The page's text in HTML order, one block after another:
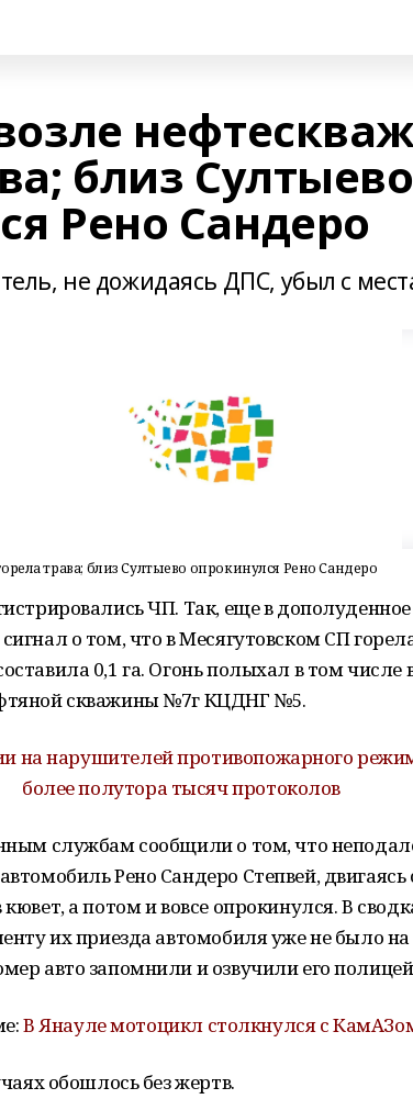
близ Султыево
Рено Сандеро
не дожидаясь ДПС, убыл с
трава; близ Султыево опрокинулся Рено Сандеро
ЧП. Так, еще в
о том, что в Месягутовском СП
0,1 га. Огонь полыхал в том числе
скважины №7г КЦДНГ №5.
на нарушителей противопожарного
более полутора тысяч протоколов
службам сообщили о том, что
Рено Сандеро Степвей, двигаясь
а потом и вовсе опрокинулся. В
их приезда автомобиля уже не было
авто запомнили и озвучили его
В Янауле мотоцикл столкнулся с
обошлось без жертв.